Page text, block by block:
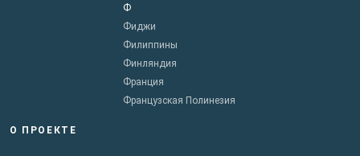
Ф
Фиджи
Филиппины
Финляндия
Франция
Французская Полинезия
О ПРОЕКТЕ